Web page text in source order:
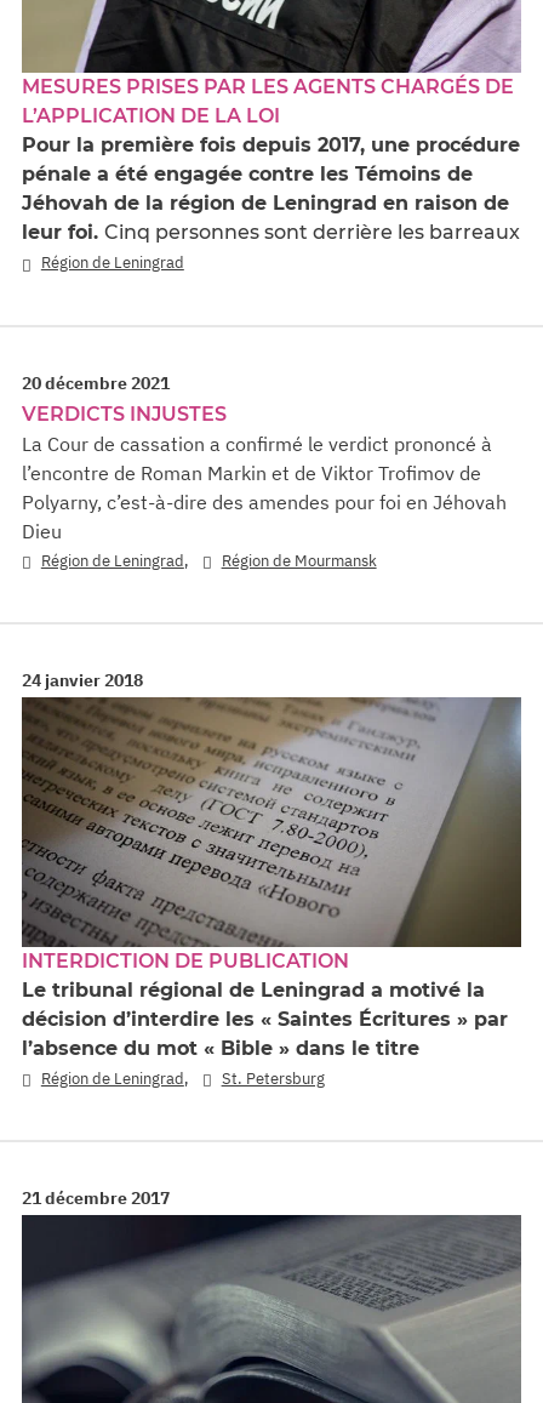
MESURES PRISES PAR LES AGENTS CHARGÉS DE
L’APPLICATION DE LA LOI
Pour la première fois depuis 2017, une procédure
pénale a été engagée contre les Témoins de
Jéhovah de la région de Leningrad en raison de
leur foi. Cinq personnes sont derrière les barreaux
Région de Leningrad
20 décembre 2021
VERDICTS INJUSTES
La Cour de cassation a confirmé le verdict prononcé à
l’encontre de Roman Markin et de Viktor Trofimov de
Polyarny, c’est-à-dire des amendes pour foi en Jéhovah
Dieu
Région de Leningrad, Région de Mourmansk
24 janvier 2018
INTERDICTION DE PUBLICATION
Le tribunal régional de Leningrad a motivé la
décision d’interdire les « Saintes Écritures » par
l’absence du mot « Bible » dans le titre
Région de Leningrad, St. Petersburg
21 décembre 2017